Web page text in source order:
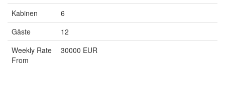
Kabinen
6
Gäste
12
Weekly Rate
From
30000 EUR